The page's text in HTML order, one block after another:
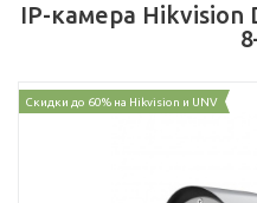
IP-камера Hikvision
Скидки до 60% на Hikvision и UNV